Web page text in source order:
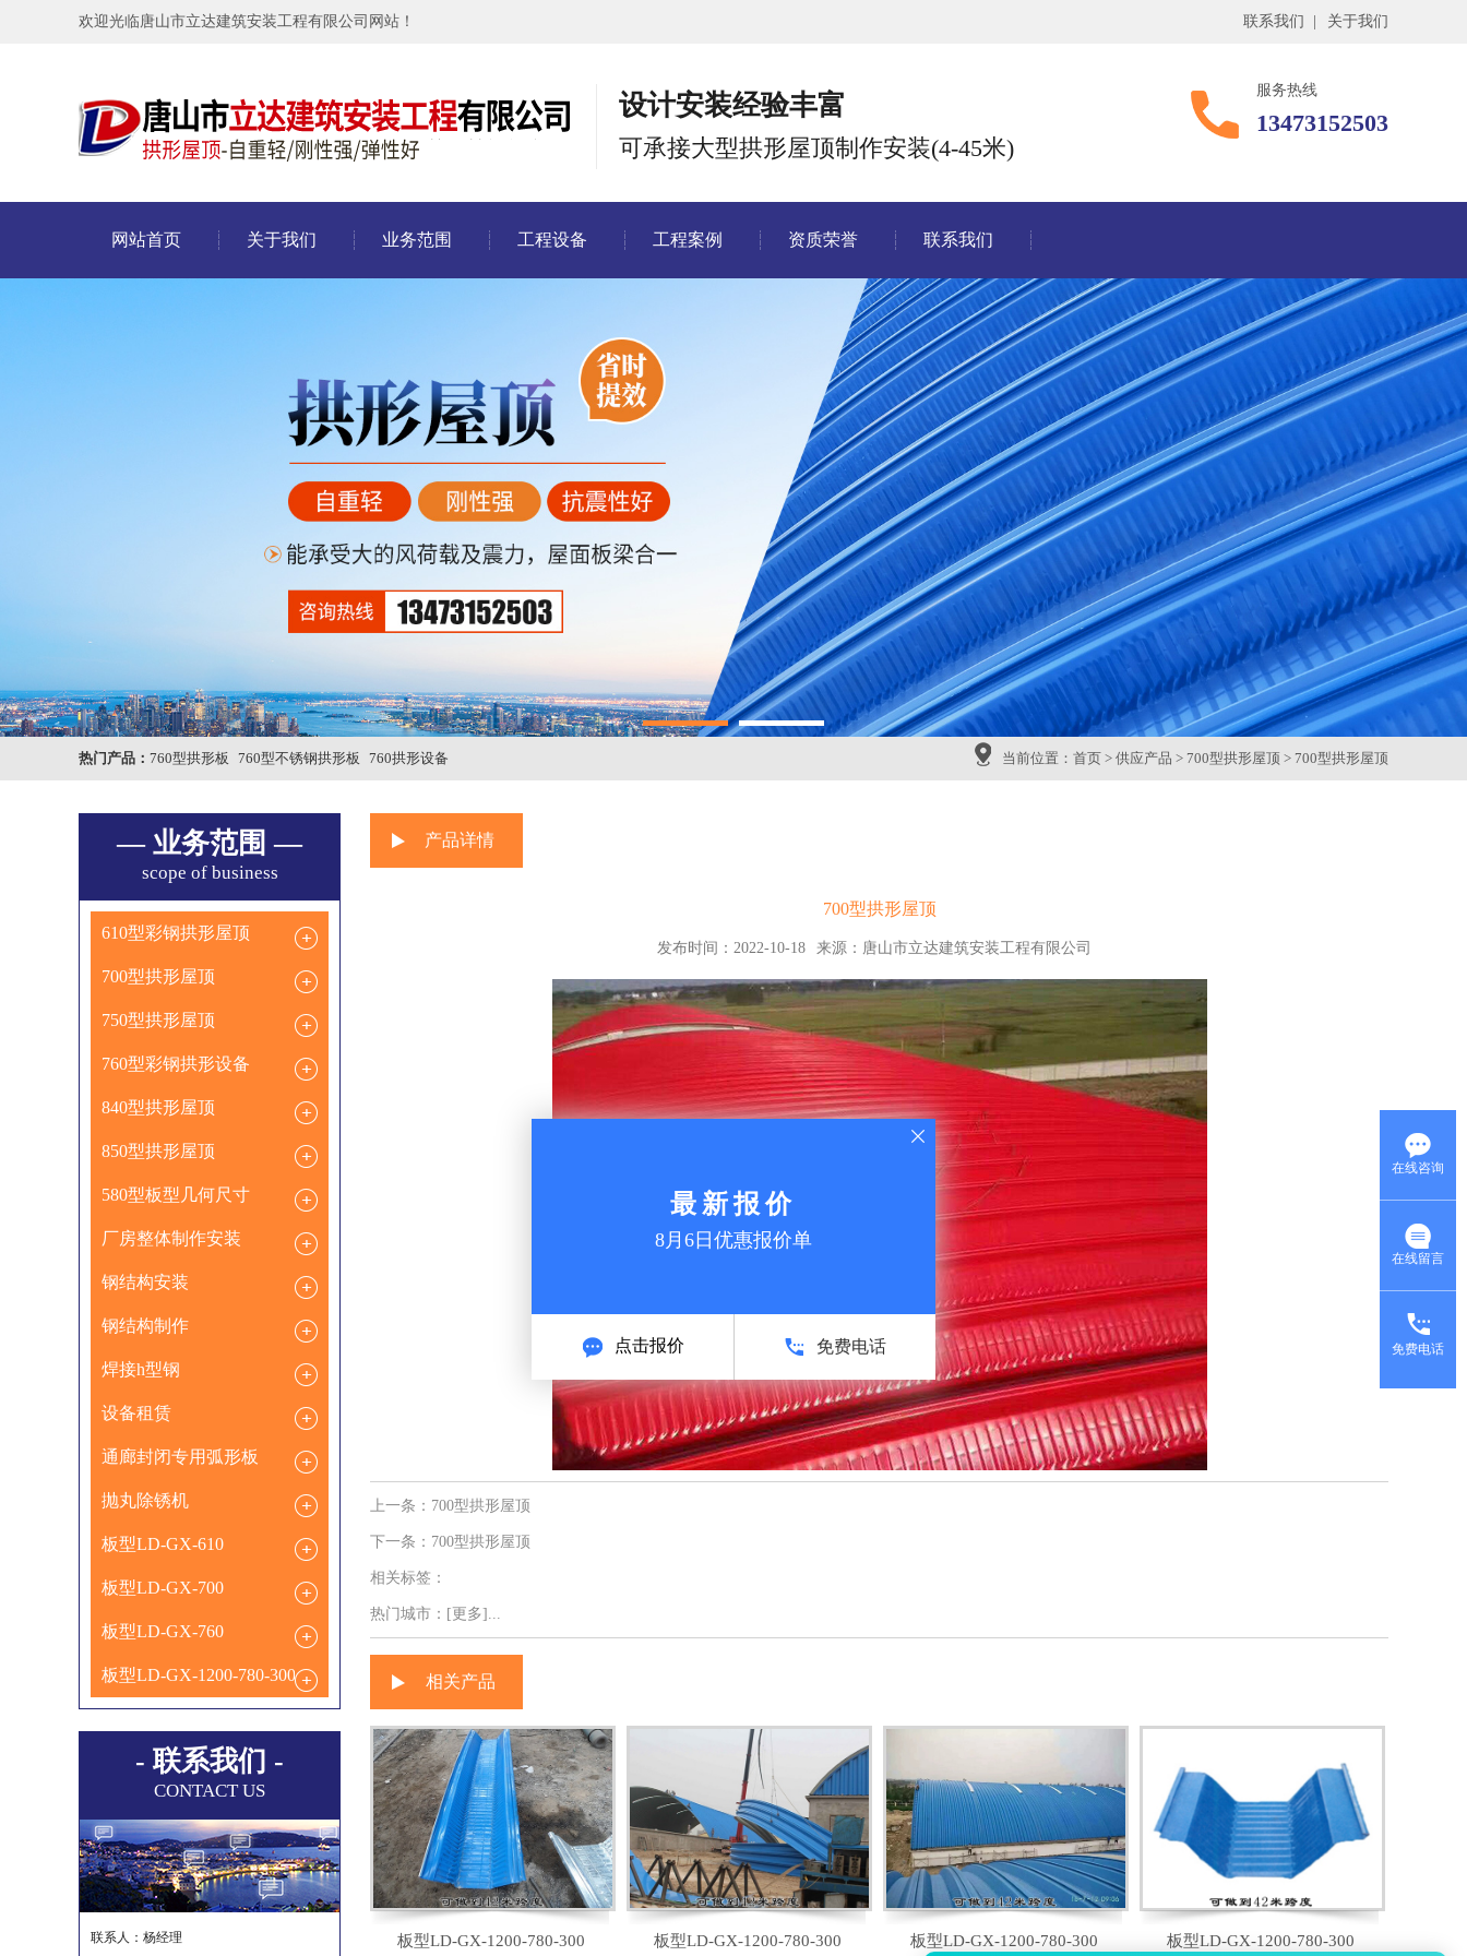
欢迎光临唐山市立达建筑安装工程有限公司网站！ 联系我们 关于我们
设计安装经验丰富
可承接大型拱形屋顶制作安装(4-45米)
服务热线
13473152503
网站首页 关于我们 业务范围 工程设备 工程案例 资质荣誉 联系我们
当前位置： 首页 > 供应产品 > 700型拱形屋顶 > 700型拱形屋顶
热门产品： 760型拱形板 760型不锈钢拱形板 760拱形设备
— 业务范围 —
scope of business
610型彩钢拱形屋顶
700型拱形屋顶
750型拱形屋顶
760型彩钢拱形设备
840型拱形屋顶
850型拱形屋顶
580型板型几何尺寸
厂房整体制作安装
钢结构安装
钢结构制作
焊接h型钢
设备租赁
通廊封闭专用弧形板
抛丸除锈机
板型LD-GX-610
板型LD-GX-700
板型LD-GX-760
板型LD-GX-1200-780-300
- 联系我们 -
CONTACT US
联系人：杨经理
产品详情
700型拱形屋顶
发布时间：2022-10-18 来源：唐山市立达建筑安装工程有限公司
上一条： 700型拱形屋顶
下一条： 700型拱形屋顶
相关标签：
热门城市： [更多]...
相关产品
板型LD-GX-1200-780-300 板型LD-GX-1200-780-300 板型LD-GX-1200-780-300 板型LD-GX-1200-780-300
在线咨询
在线留言
免费电话
最新报价
8月6日优惠报价单
点击报价 免费电话